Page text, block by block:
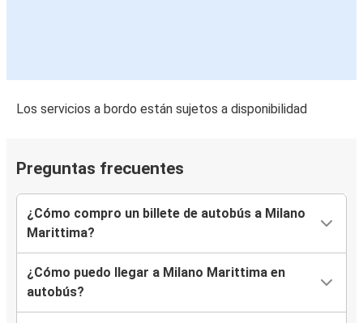
Los servicios a bordo están sujetos a disponibilidad
Preguntas frecuentes
¿Cómo compro un billete de autobús a Milano
Marittima?
¿Cómo puedo llegar a Milano Marittima en
autobús?